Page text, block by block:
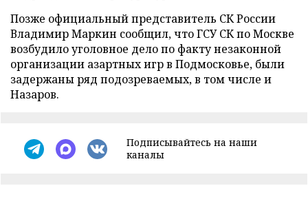
Позже официальный представитель СК России
Владимир Маркин сообщил, что ГСУ СК по Москве
возбудило уголовное дело по факту незаконной
организации азартных игр в Подмосковье, были
задержаны ряд подозреваемых, в том числе и
Назаров.
Подписывайтесь на наши
каналы